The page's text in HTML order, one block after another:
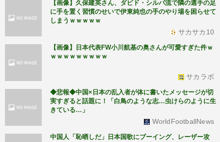
【画像】久保建英さん、ダビド・シルバ流で隣の選手の足
に手を置く習慣のせいで伊東純也の手のやり場を困らせて
しまうｗｗｗｗｗ
サカサカ10
【画像】日本代表FW小川航基の奥さんが可愛すぎた件ｗ
ｗｗｗｗｗｗｗｗｗ
サカラボ
◆悲報◆中国×日本の乱入者が体に書いたメッセージが切
実すぎると話題に！「白鳥のような志…虫けらのように生
きている…」
WorldFootballNews
中国人「恥晒しだ」日本国歌にブーイング、レーザー攻